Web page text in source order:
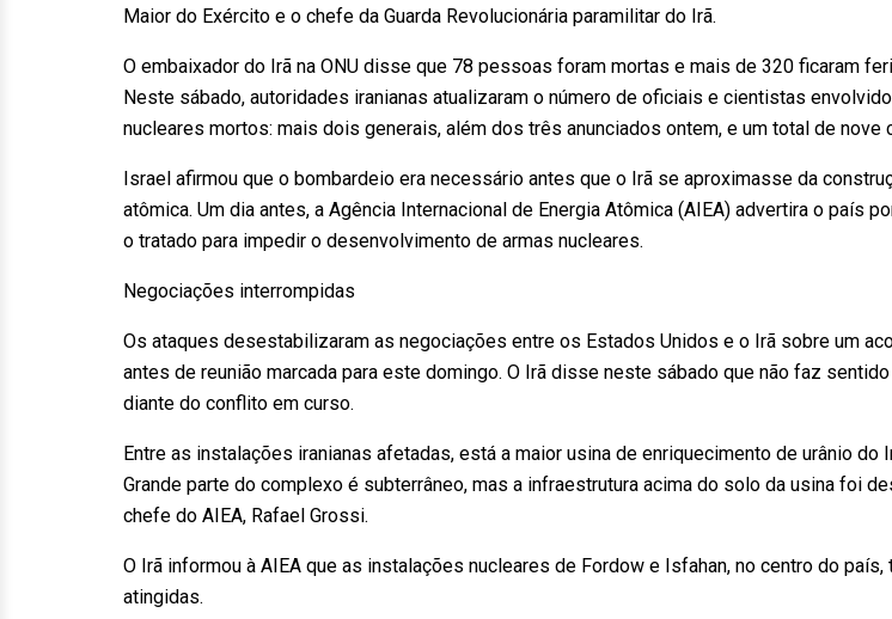
Maior do Exército e o chefe da Guarda Revolucionária paramilitar do Irã.
O embaixador do Irã na ONU disse que 78 pessoas foram mortas e mais de 320 ficaram
Neste sábado, autoridades iranianas atualizaram o número de oficiais e cientistas
nucleares mortos: mais dois generais, além dos três anunciados ontem, e um total de nove
Israel afirmou que o bombardeio era necessário antes que o Irã se aproximasse da
atômica. Um dia antes, a Agência Internacional de Energia Atômica (AIEA) advertira o país
o tratado para impedir o desenvolvimento de armas nucleares.
Negociações interrompidas
Os ataques desestabilizaram as negociações entre os Estados Unidos e o Irã sobre um
antes de reunião marcada para este domingo. O Irã disse neste sábado que não faz
diante do conflito em curso.
Entre as instalações iranianas afetadas, está a maior usina de enriquecimento de urânio do
Grande parte do complexo é subterrâneo, mas a infraestrutura acima do solo da usina foi
chefe do AIEA, Rafael Grossi.
O Irã informou à AIEA que as instalações nucleares de Fordow e Isfahan, no centro do país,
atingidas.